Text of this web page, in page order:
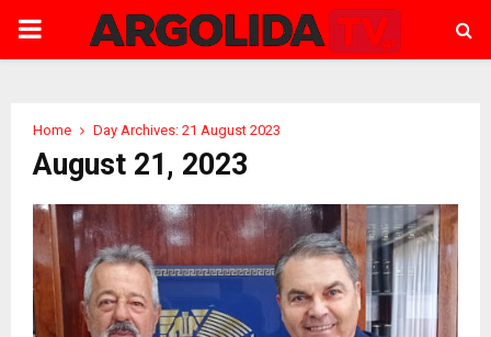
PRIMARY
Home Day Archives: 21 August 2023
August 21, 2023